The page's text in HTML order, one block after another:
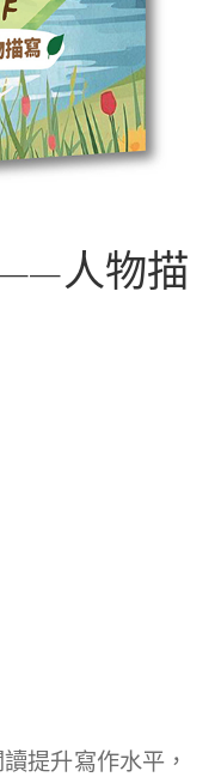
人物描
提升寫作水平，